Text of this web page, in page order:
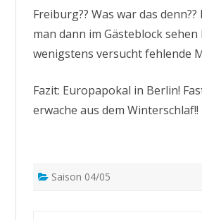
Freiburg?? Was war das
man dann im Gästeblock
wenigstens versucht fehlende
Fazit: Europapokal in Berlin!
erwache aus dem Winterschlaf!!
Saison 04/05